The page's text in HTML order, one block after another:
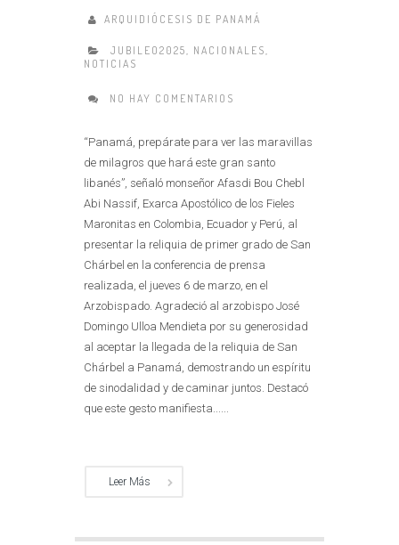
ARQUIDIÓCESIS DE PANAMÁ
JUBILEO2025, NACIONALES,
NOTICIAS
NO HAY COMENTARIOS
“Panamá, prepárate para ver las maravillas
de milagros que hará este gran santo
libanés”, señaló monseñor Afasdi Bou Chebl
Abi Nassif, Exarca Apostólico de los Fieles
Maronitas en Colombia, Ecuador y Perú, al
presentar la reliquia de primer grado de San
Chárbel en la conferencia de prensa
realizada, el jueves 6 de marzo, en el
Arzobispado. Agradeció al arzobispo José
Domingo Ulloa Mendieta por su generosidad
al aceptar la llegada de la reliquia de San
Chárbel a Panamá, demostrando un espíritu
de sinodalidad y de caminar juntos. Destacó
que este gesto manifiesta......
Leer Más